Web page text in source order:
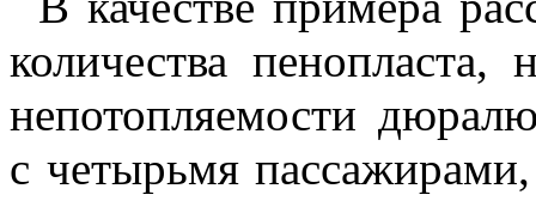
количества пенопласта,
непотопляемости
с четырьмя